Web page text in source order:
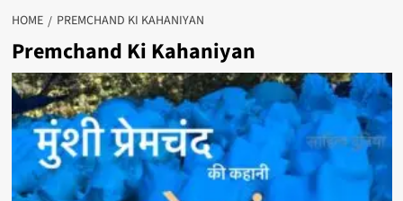
HOME PREMCHAND KI KAHANIYAN
Premchand Ki Kahaniyan